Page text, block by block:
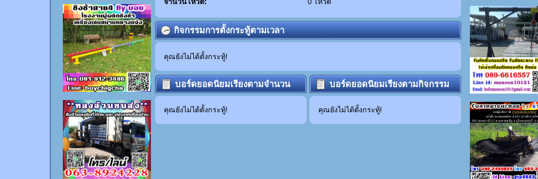
จำนวนโหวต:
0 โหวต
กิจกรรมการตั้งกระทู้ตามเวลา
คุณยังไม่ได้ตั้งกระทู้!
บอร์ดยอดนิยมเรียงตามจำนวน
คุณยังไม่ได้ตั้งกระทู้!
บอร์ดยอดนิยมเรียงตามกิจกรรม
คุณยังไม่ได้ตั้งกระทู้!